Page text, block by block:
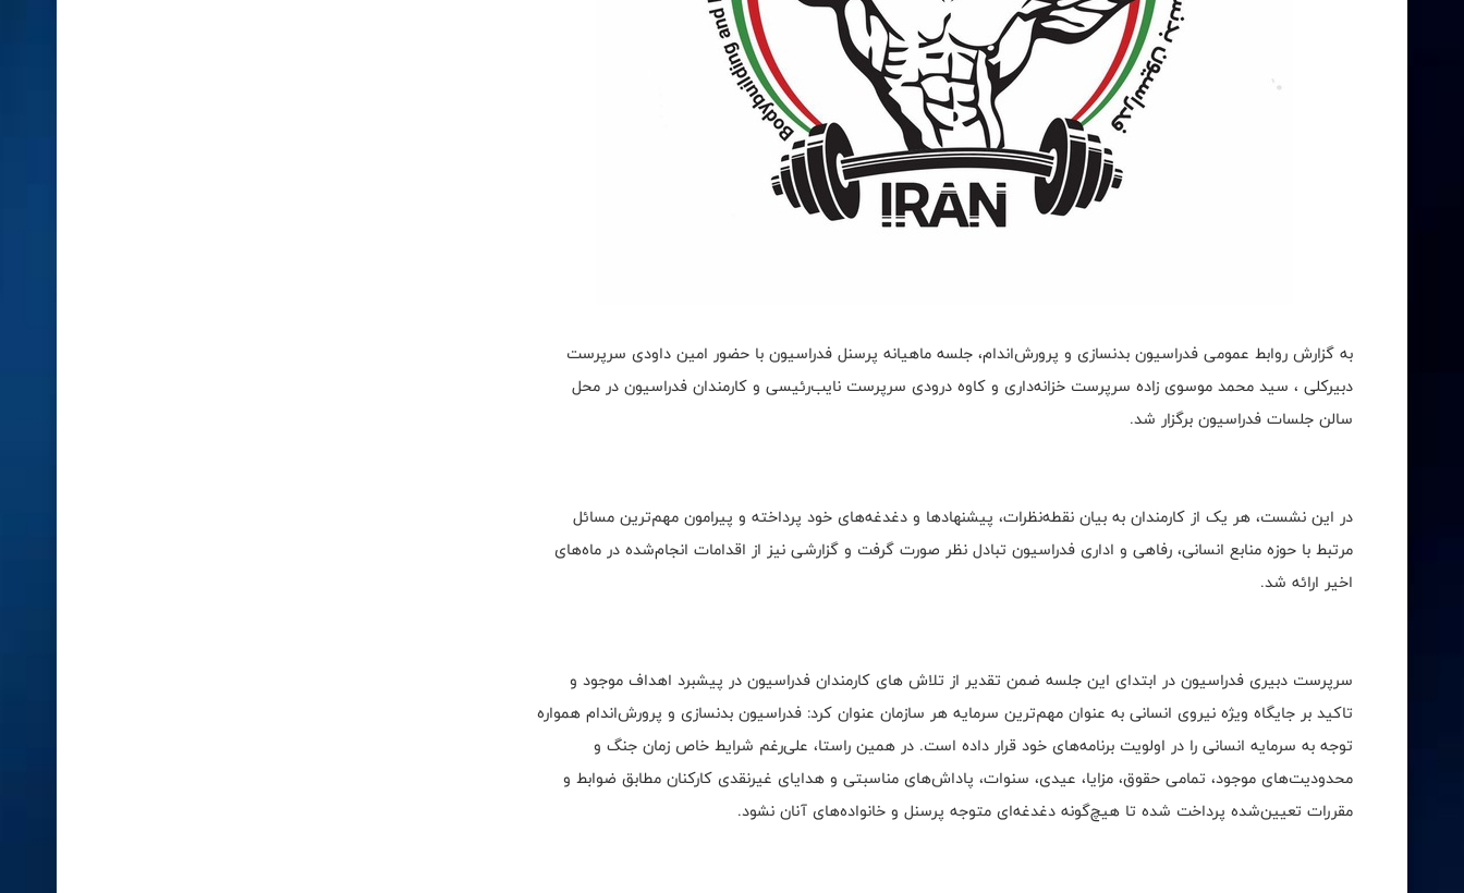
به گزارش روابط عمومی فدراسیون بدنسازی و پرورش‌اندام، جلسه ماهیانه پرسنل فدراسیون با حضور امین داودی سرپرست
دبیرکلی ، سيد محمد موسوی‌ زاده سرپرست خزانه‌داری و کاوه درودی سرپرست نایب‌رئیسی و کارمندان فدراسیون در محل
سالن جلسات فدراسیون برگزار شد.
در این نشست، هر یک از کارمندان به بیان نقطه‌نظرات، پیشنهادها و دغدغه‌های خود پرداخته و پیرامون مهم‌ترین مسائل
مرتبط با حوزه منابع انسانی، رفاهی و اداری فدراسیون تبادل نظر صورت گرفت و گزارشی نیز از اقدامات انجام‌شده در ماه‌های
اخیر ارائه شد.
سرپرست دبیری فدراسیون در ابتدای این جلسه ضمن تقدیر از تلاش های کارمندان فدراسیون در پیشبرد اهداف موجود و
تاکید بر جایگاه ویژه نیروی انسانی به عنوان مهم‌ترین سرمایه هر سازمان عنوان کرد: فدراسیون بدنسازی و پرورش‌اندام همواره
توجه به سرمایه انسانی را در اولویت برنامه‌های خود قرار داده است. در همین راستا، علی‌رغم شرایط خاص زمان جنگ و
محدودیت‌های موجود، تمامی حقوق، مزایا، عیدی، سنوات، پاداش‌های مناسبتی و هدایای غیرنقدی کارکنان مطابق ضوابط و
مقررات تعیین‌شده پرداخت شده تا هیچ‌گونه دغدغه‌ای متوجه پرسنل و خانواده‌های آنان نشود.